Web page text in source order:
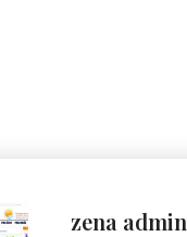
zena admin